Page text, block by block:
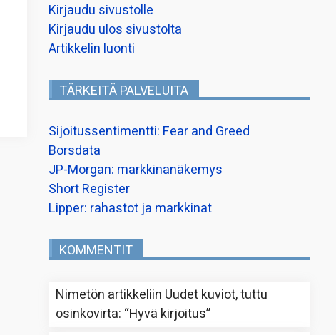
Kirjaudu sivustolle
Kirjaudu ulos sivustolta
Artikkelin luonti
TÄRKEITÄ PALVELUITA
Sijoitussentimentti: Fear and Greed
Borsdata
JP-Morgan: markkinanäkemys
Short Register
Lipper: rahastot ja markkinat
KOMMENTIT
Nimetön artikkeliin Uudet kuviot, tuttu
osinkovirta: “Hyvä kirjoitus”